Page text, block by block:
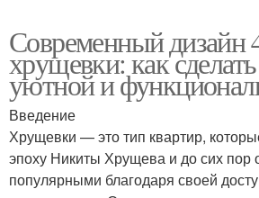
Современный дизайн
хрущевки: как
уютной и
Введение
Хрущевки — это тип квартир,
эпоху Никиты Хрущева и до сих пор
популярными благодаря своей